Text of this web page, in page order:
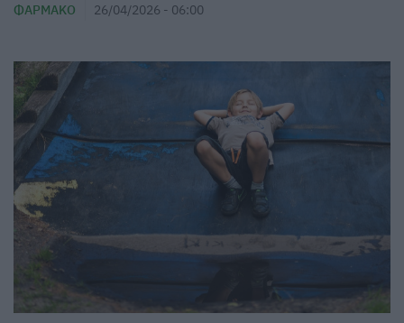
ΦΆΡΜΑΚΟ 26/04/2026 - 06:00